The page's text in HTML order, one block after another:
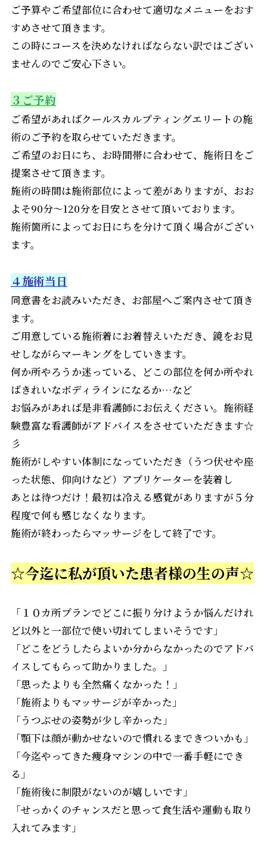
ご予算やご希望部位に合わせて適切なメニューをおす
すめさせて頂きます。
この時にコースを決めなければならない訳ではござい
ませんのでご安心下さい。
３ご予約
ご希望があればクールスカルプティングエリートの施
術のご予約を取らせていただきます。
ご希望のお日にち、お時間帯に合わせて、施術日をご
提案させて頂きます。
施術の時間は施術部位によって差がありますが、おお
よそ90分～120分を目安とさせて頂いております。
施術箇所によってお日にちを分けて頂く場合がござい
ます。
４施術当日
同意書をお読みいただき、お部屋へご案内させて頂き
ます。
ご用意している施術着にお着替えいただき、鏡をお見
せしながらマーキングをしていきます。
何か所やろうか迷っている、どこの部位を何か所やれ
ばきれいなボディラインになるか…など
お悩みがあれば是非看護師にお伝えください。施術経
験豊富な看護師がアドバイスをさせていただきます☆
彡
施術がしやすい体制になっていただき（うつ伏せや座
った状態、仰向けなど）アプリケーターを装着し
あとは待つだけ！最初は冷える感覚がありますが５分
程度で何も感じなくなります。
施術が終わったらマッサージをして終了です。
☆今迄に私が頂いた患者様の生の声☆
「１０カ所プランでどこに振り分けようか悩んだけれ
ど以外と一部位で使い切れてしまいそうです」
「どこをどうしたらよいか分からなかったのでアドバ
イスしてもらって助かりました。」
「思ったよりも全然痛くなかった！」
「施術よりもマッサージが辛かった」
「うつぶせの姿勢が少し辛かった」
「顎下は顔が動かせないので慣れるまできついかも」
「今迄やってきた痩身マシンの中で一番手軽にでき
る」
「施術後に制限がないのが嬉しいです」
「せっかくのチャンスだと思って食生活や運動も取り
入れてみます」